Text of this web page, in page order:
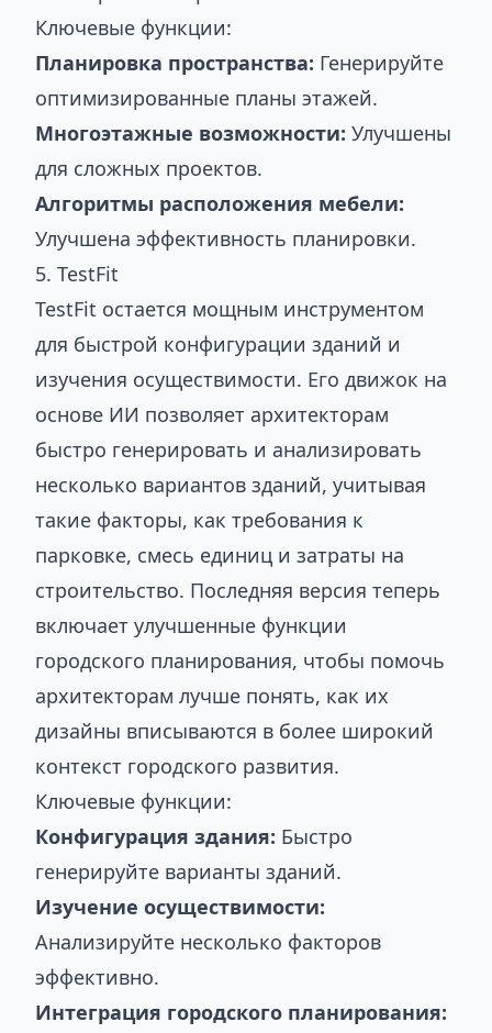
Ключевые функции:
Планировка пространства: Генерируйте
оптимизированные планы этажей.
Многоэтажные возможности: Улучшены
для сложных проектов.
Алгоритмы расположения мебели:
Улучшена эффективность планировки.
5. TestFit
TestFit остается мощным инструментом
для быстрой конфигурации зданий и
изучения осуществимости. Его движок на
основе ИИ позволяет архитекторам
быстро генерировать и анализировать
несколько вариантов зданий, учитывая
такие факторы, как требования к
парковке, смесь единиц и затраты на
строительство. Последняя версия теперь
включает улучшенные функции
городского планирования, чтобы помочь
архитекторам лучше понять, как их
дизайны вписываются в более широкий
контекст городского развития.
Ключевые функции:
Конфигурация здания: Быстро
генерируйте варианты зданий.
Изучение осуществимости:
Анализируйте несколько факторов
эффективно.
Интеграция городского планирования: